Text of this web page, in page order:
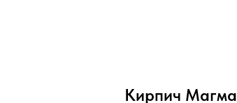
Кирпич Магма